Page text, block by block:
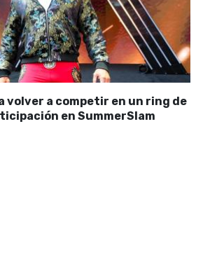
volver a competir en un ring de
en SummerSlam